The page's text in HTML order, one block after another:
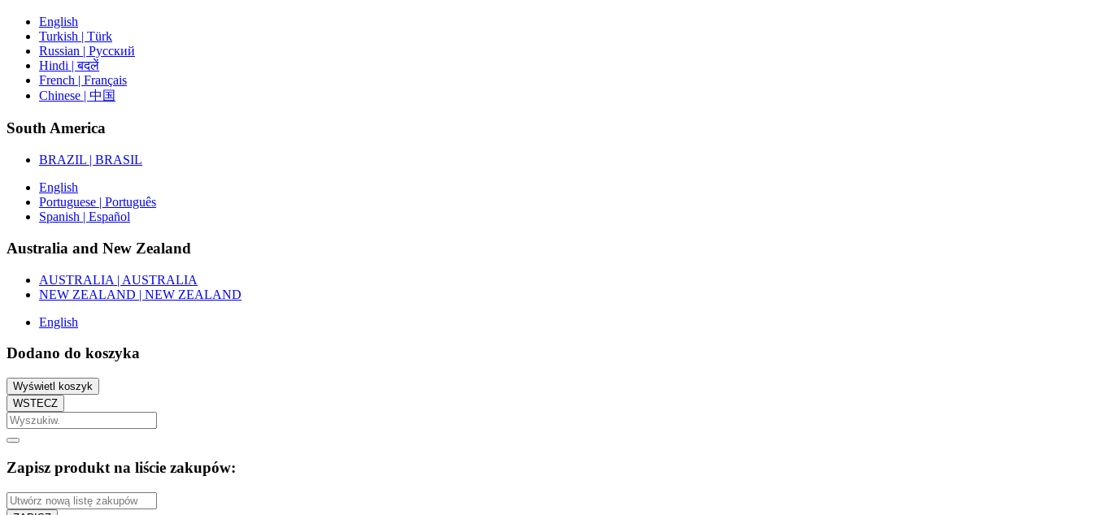
English
Turkish | Türk
Russian | Русский
Hindi | बदलें
French | Français
Chinese | 中国
South America
BRAZIL | BRASIL
English
Portuguese | Português
Spanish | Español
Australia and New Zealand
AUSTRALIA | AUSTRALIA
NEW ZEALAND | NEW ZEALAND
English
Dodano do koszyka
Wyświetl koszyk
WSTECZ
Zapisz produkt na liście zakupów: